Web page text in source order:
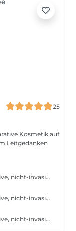
25
Kosmetik auf
Leitgedanken
Onda Coolwaves von DEKA ist eine innovative, nicht-invasive Bodyforming- und Hautstraffungsbehandlung. Die Technologie arbeitet gezielt mit mikrowellenbasierten Wellen, um Fettdepots zu reduzieren, Cellulite zu glätten und die Haut zu straffen, ohne dass die Hautoberfläche belastet wird. Jede Anwendung wird individuell auf deine Körperregion und Bedürfnisse abgestimmt, für sichtbare, nachhaltige Ergebnisse. In einem unverbindlichen, kostenlosen Beratungsgespräch klären wir gemeinsam, deine individuellen Ziele, Wünsche und Möglichkeiten für die Bodyforming- und Hautstraffungsbehandlung.
Onda Coolwaves von DEKA ist eine innovative, nicht-invasive Bodyforming- und Hautstraffungsbehandlung. Die Technologie arbeitet gezielt mit mikrowellenbasierten Wellen, um Fettdepots zu reduzieren, Cellulite zu glätten und die Haut zu straffen, ohne dass die Hautoberfläche belastet wird. Jede Anwendung wird individuell auf deine Körperregion und Bedürfnisse abgestimmt, für sichtbare, nachhaltige Ergebnisse.
Onda Coolwaves von DEKA ist eine innovative, nicht-invasive Bodyforming- und Hautstraffungsbehandlung. Die Technologie arbeitet gezielt mit mikrowellenbasierten Wellen, um Fettdepots zu reduzieren, Cellulite zu glätten und die Haut zu straffen, ohne dass die Hautoberfläche belastet wird. Jede Anwendung wird individuell auf deine Körperregion und Bedürfnisse abgestimmt, für sichtbare, nachhaltige Ergebnisse.